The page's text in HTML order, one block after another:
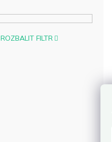
ROZBALIT FILTR